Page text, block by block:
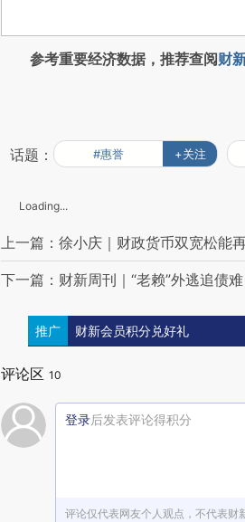
参考重要经济数据，推荐查阅财
话题： #惠誉 +关注
Loading...
上一篇：徐小庆｜财政货币双宽松能
下一篇：财新周刊｜“老赖”外逃追债
推广 财新会员积分兑好礼
评论区 10
登录后发表评论得积分
评论仅代表网友个人观点，不代表财